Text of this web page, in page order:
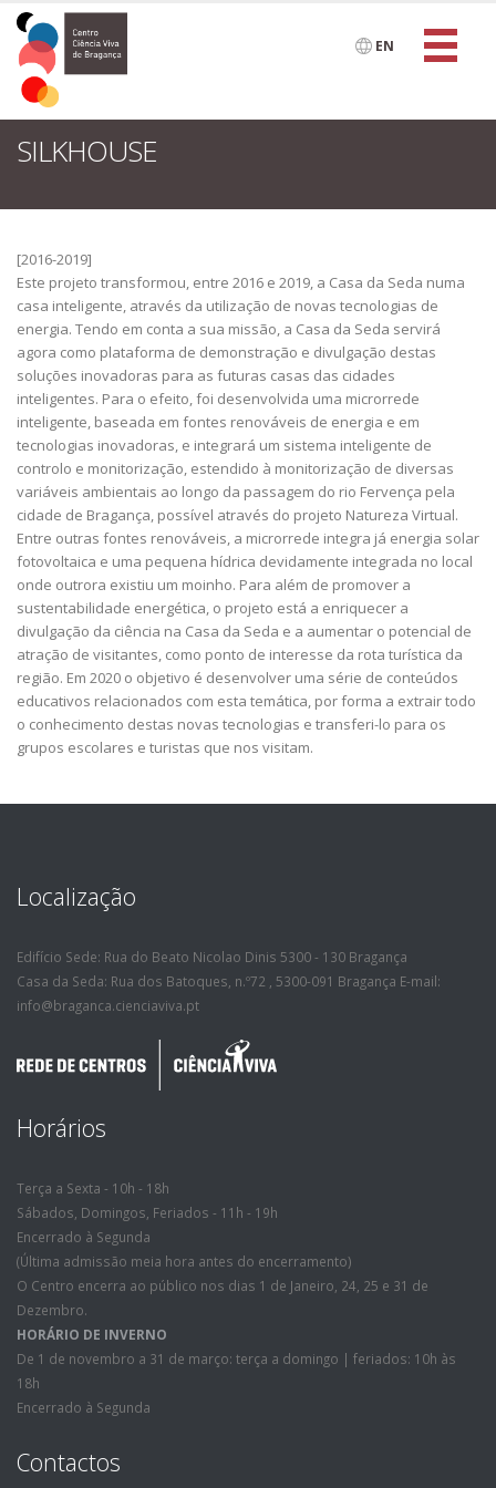
EN
SILKHOUSE
[2016-2019]
Este projeto transformou, entre 2016 e 2019, a Casa da Seda numa
casa inteligente, através da utilização de novas tecnologias de
energia. Tendo em conta a sua missão, a Casa da Seda servirá
agora como plataforma de demonstração e divulgação destas
soluções inovadoras para as futuras casas das cidades
inteligentes. Para o efeito, foi desenvolvida uma microrrede
inteligente, baseada em fontes renováveis de energia e em
tecnologias inovadoras, e integrará um sistema inteligente de
controlo e monitorização, estendido à monitorização de diversas
variáveis ambientais ao longo da passagem do rio Fervença pela
cidade de Bragança, possível através do projeto Natureza Virtual.
Entre outras fontes renováveis, a microrrede integra já energia solar
fotovoltaica e uma pequena hídrica devidamente integrada no local
onde outrora existiu um moinho. Para além de promover a
sustentabilidade energética, o projeto está a enriquecer a
divulgação da ciência na Casa da Seda e a aumentar o potencial de
atração de visitantes, como ponto de interesse da rota turística da
região. Em 2020 o objetivo é desenvolver uma série de conteúdos
educativos relacionados com esta temática, por forma a extrair todo
o conhecimento destas novas tecnologias e transferi-lo para os
grupos escolares e turistas que nos visitam.
Localização
Edifício Sede: Rua do Beato Nicolao Dinis 5300 - 130 Bragança
Casa da Seda: Rua dos Batoques, n.º72 , 5300-091 Bragança E-mail:
info@braganca.cienciaviva.pt
Horários
Terça a Sexta - 10h - 18h
Sábados, Domingos, Feriados - 11h - 19h
Encerrado à Segunda
(Última admissão meia hora antes do encerramento)
O Centro encerra ao público nos dias 1 de Janeiro, 24, 25 e 31 de
Dezembro.
HORÁRIO DE INVERNO
De 1 de novembro a 31 de março: terça a domingo | feriados: 10h às
18h
Encerrado à Segunda
Contactos